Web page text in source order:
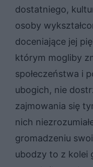
dostatniego,
osoby
doceniające jej
którym mogliby
społeczeństwa i
ubogich, nie
zajmowania się
nich
gromadzeniu
ubodzy to z kolei